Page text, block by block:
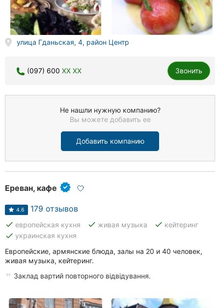
улица Гданьская, 4, район Центр
(097) 600 XX XX Звонить
Не нашли нужную компанию?
Вы можете добавить ее
Добавить компанию
Ереван, кафе
4.6 179 отзывов
done европейская кухня done живая музыка done кейтеринг
done украинская кухня
Европейские, армянские блюда, залы на 20 и 40 человек,
живая музыка, кейтеринг.
Заклад вартий повторного відвідування.